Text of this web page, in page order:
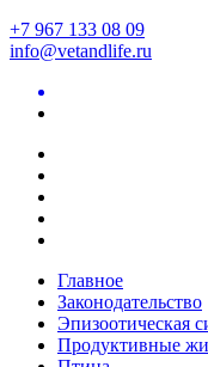
+7 967 133 08 09
info@vetandlife.ru
Главное
Законодательство
Эпизоотическая
Продуктивные